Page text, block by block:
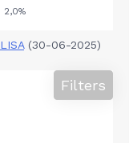
LISA(30-06-2025)
Filters